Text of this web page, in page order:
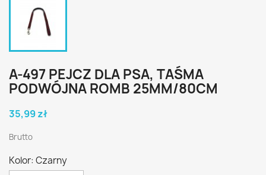
A-497 PEJCZ DLA PSA, TAŚMA
PODWÓJNA ROMB 25MM/80CM
35,99 zł
Brutto
Kolor: Czarny